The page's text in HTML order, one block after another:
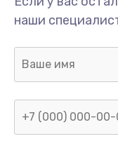
Ремонт
наши